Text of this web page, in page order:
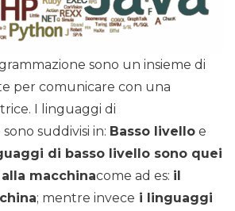
sono un insieme di
per comunicare con una
I linguaggi di
suddivisi in: Basso livello e
di basso livello sono quei
macchinacome ad es: il
; mentre invece i linguaggi